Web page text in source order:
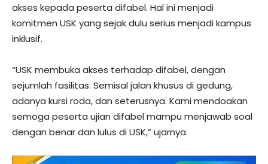
akses kepada peserta difabel. Hal ini menjadi
komitmen USK yang sejak dulu serius menjadi kampus
inklusif.
“USK membuka akses terhadap difabel, dengan
sejumlah fasilitas. Semisal jalan khusus di gedung,
adanya kursi roda, dan seterusnya. Kami mendoakan
semoga peserta ujian difabel mampu menjawab soal
dengan benar dan lulus di USK,” ujarnya.